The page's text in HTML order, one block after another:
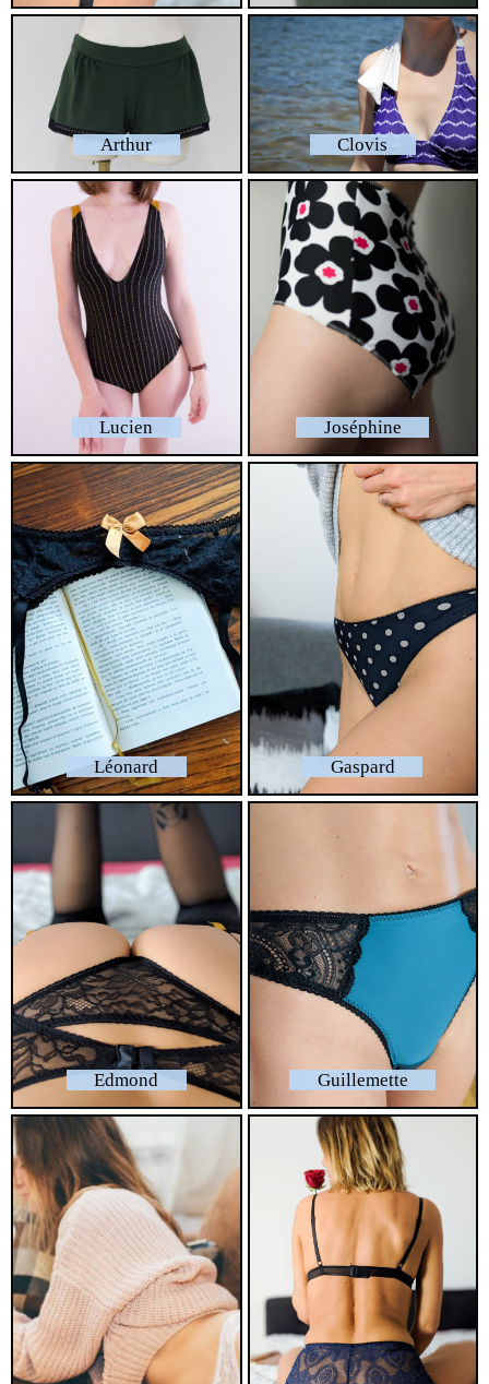
Arthur Clovis
Lucien Joséphine
Léonard Gaspard
Edmond Guillemette